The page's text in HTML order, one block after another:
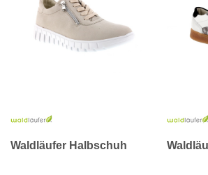
Waldläufer Halbschuh